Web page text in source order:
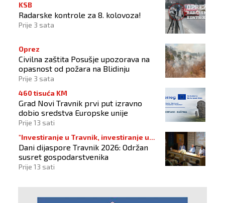
KSB
Radarske kontrole za 8. kolovoza!
Prije 3 sata
Oprez
Civilna zaštita Posušje upozorava na
opasnost od požara na Blidinju
Prije 3 sata
460 tisuća KM
Grad Novi Travnik prvi put izravno
dobio sredstva Europske unije
Prije 13 sati
"Investiranje u Travnik, investiranje u
budućnost"
Dani dijaspore Travnik 2026: Održan
susret gospodarstvenika
Prije 13 sati